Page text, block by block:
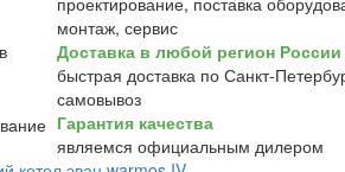
монтаж, сервис
Доставка в любой регион России
быстрая доставка по Санкт-
самовывоз
Гарантия качества
являемся официальным дилером